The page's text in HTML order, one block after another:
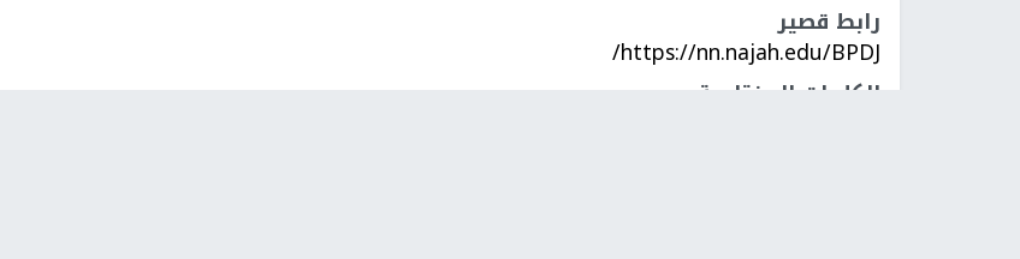
رابط قصير
https://nn.najah.edu/BPDJ/
الكلمات المفتاحية